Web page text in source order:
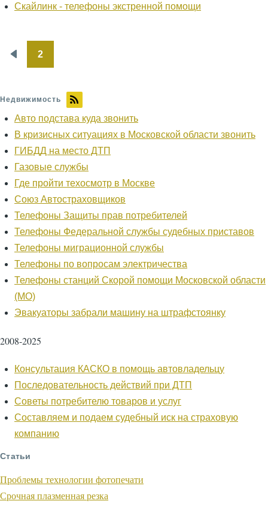
Скайлинк - телефоны экстренной помощи
Нумерация
2
Недвижимость
Авто подстава куда звонить
В кризисных ситуациях в Московской области звонить
ГИБДД на место ДТП
Газовые службы
Где пройти техосмотр в Москве
Союз Автостраховщиков
Телефоны Защиты прав потребителей
Телефоны Федеральной службы судебных приставов
Телефоны миграционной службы
Телефоны по вопросам электричества
Телефоны станций Скорой помощи Московской области
(МО)
Эвакуаторы забрали машину на штрафстоянку
2008-2025
Консультация КАСКО в помощь автовладельцу
Последовательность действий при ДТП
Советы потребителю товаров и услуг
Составляем и подаем судебный иск на страховую
компанию
Статьи
Проблемы технологии фотопечати
Срочная плазменная резка